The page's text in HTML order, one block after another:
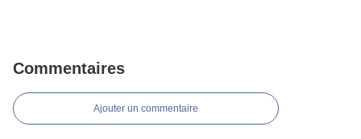
Commentaires
Ajouter un commentaire